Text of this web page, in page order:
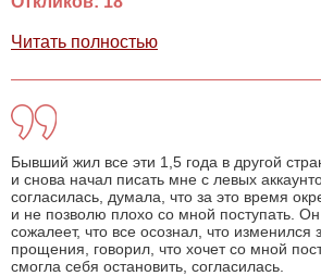
Читать полностью
Бывший жил все эти 1,5 года в другой
и снова начал писать мне с левых
согласилась, думала, что за это время
и не позволю плохо со мной поступать. Он
сожалеет, что все осознал, что изменился
прощения, говорил, что хочет со мной
смогла себя остановить, согласилась.